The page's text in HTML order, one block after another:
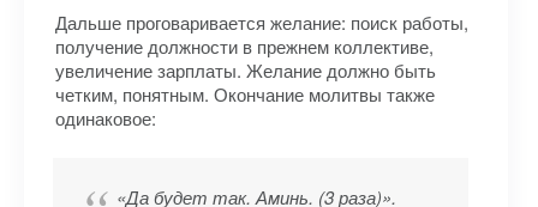
Дальше проговаривается желание: поиск работы,
получение должности в прежнем коллективе,
увеличение зарплаты. Желание должно быть
четким, понятным. Окончание молитвы также
одинаковое:
«Да будет так. Аминь. (3 раза)».